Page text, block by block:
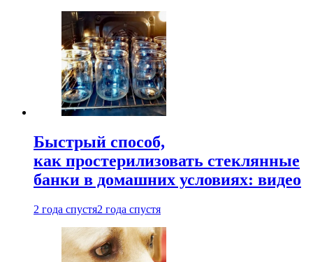
Быстрый способ,
как простерилизовать стеклянные
банки в домашних условиях: видео
2 года спустя2 года спустя